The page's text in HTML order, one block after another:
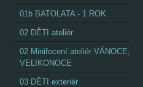
01b BATOLATA - 1 ROK
02 DĚTI ateliér
02 Minifocení ateliér VÁNOCE,
VELIKONOCE
03 DĚTI exteriér